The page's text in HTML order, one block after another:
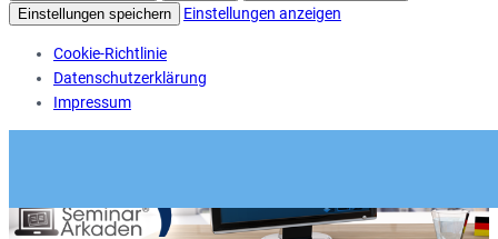
Einstellungen speichern
Einstellungen anzeigen
Cookie-Richtlinie
Datenschutzerklärung
Impressum